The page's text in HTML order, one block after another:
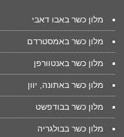
מלון כשר באבו דאבי
מלון כשר באמסטרדם
מלון כשר באנטוורפן
מלון כשר באתונה, יוון
מלון כשר בבודפשט
מלון כשר בבולגריה